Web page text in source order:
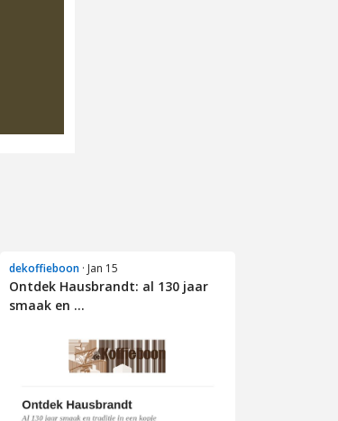
dekoffieboon · Jan 15
Ontdek Hausbrandt: al 130 jaar
smaak en ...